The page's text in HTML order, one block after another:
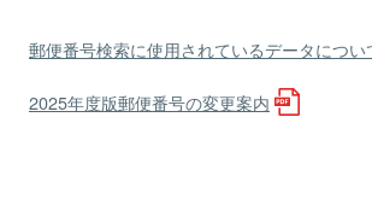
郵便番号検索に使用されているデータについ
2025年度版郵便番号の変更案内